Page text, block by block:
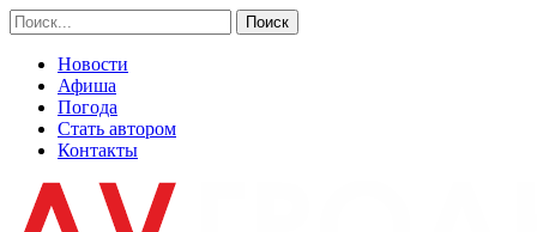
Новости
Афиша
Погода
Стать автором
Контакты